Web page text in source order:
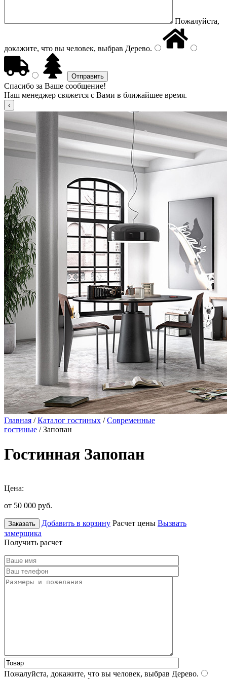
Пожалуйста,
докажите, что вы человек, выбрав Дерево.
Спасибо за Ваше сообщение!
Наш менеджер свяжется с Вами в ближайшее время.
Главная /Каталог гостиных /Современные
гостиные / Запопан
Гостинная Запопан
Цена:
от 50 000 руб.
Заказать Добавить в корзину Расчет цены Вызвать
замерщика
Получить расчет
Пожалуйста, докажите, что вы человек, выбрав Дерево.